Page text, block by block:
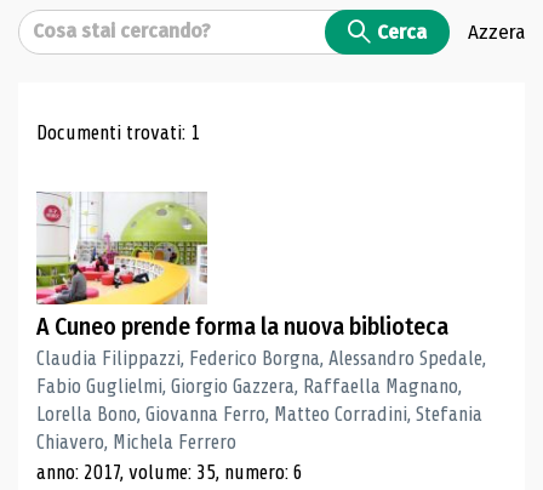
Cerca Cerca Azzera
Risultati di ricerca
Documenti trovati: 1
A Cuneo prende forma la nuova biblioteca
Claudia Filippazzi, Federico Borgna, Alessandro Spedale,
Fabio Guglielmi, Giorgio Gazzera, Raffaella Magnano,
Lorella Bono, Giovanna Ferro, Matteo Corradini, Stefania
Chiavero, Michela Ferrero
anno: 2017, volume: 35, numero: 6